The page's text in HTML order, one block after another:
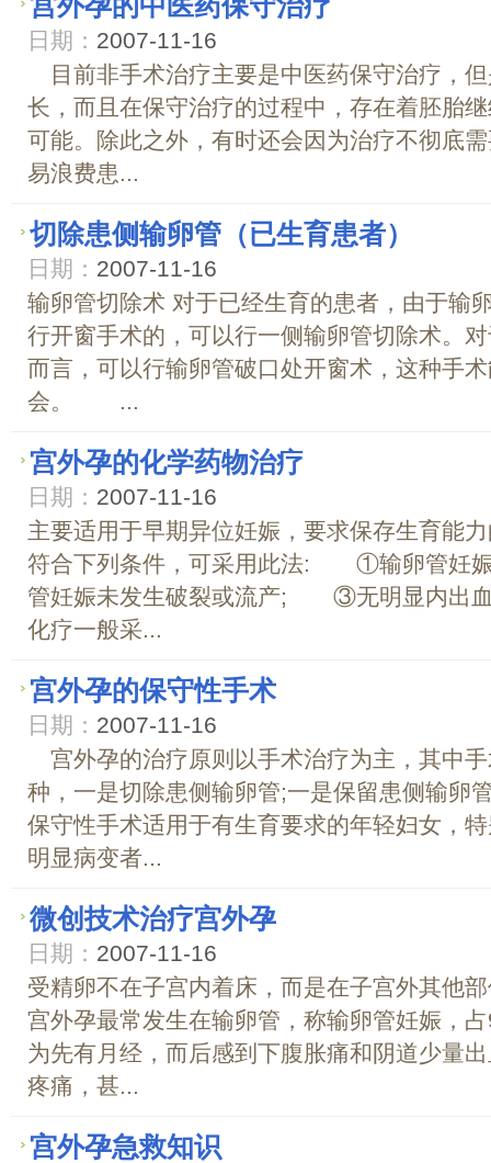
宫外孕的中医药保守治疗
日期： 2007-11-16
目前非手术治疗主要是中医药保守治疗，
长，而且在保守治疗的过程中，存在着胚胎
可能。除此之外，有时还会因为治疗不彻底
易浪费患...
切除患侧输卵管（已生育患者）
日期： 2007-11-16
输卵管切除术 对于已经生育的患者，由于输
行开窗手术的，可以行一侧输卵管切除术。
而言，可以行输卵管破口处开窗术，这种手
会。 ...
宫外孕的化学药物治疗
日期： 2007-11-16
主要适用于早期异位妊娠，要求保存生育
符合下列条件，可采用此法: ①输卵管
管妊娠未发生破裂或流产; ③无明显内
化疗一般采...
宫外孕的保守性手术
日期： 2007-11-16
宫外孕的治疗原则以手术治疗为主，其中
种，一是切除患侧输卵管;一是保留患侧输
保守性手术适用于有生育要求的年轻妇女，
明显病变者...
微创技术治疗宫外孕
日期： 2007-11-16
受精卵不在子宫内着床，而是在子宫外其他
宫外孕最常发生在输卵管，称输卵管妊娠，
为先有月经，而后感到下腹胀痛和阴道少量
疼痛，甚...
宫外孕急救知识